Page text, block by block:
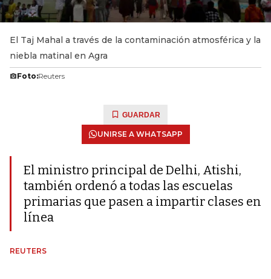
El Taj Mahal a través de la contaminación atmosférica y la
niebla matinal en Agra
Foto:Reuters
GUARDAR
UNIRSE A WHATSAPP
El ministro principal de Delhi, Atishi,
también ordenó a todas las escuelas
primarias que pasen a impartir clases en
línea
REUTERS